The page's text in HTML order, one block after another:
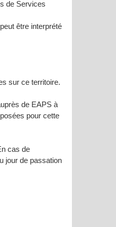
de Services
être interprété
sur ce territoire.
de EAPS à
pour cette
cas de
jour de passation